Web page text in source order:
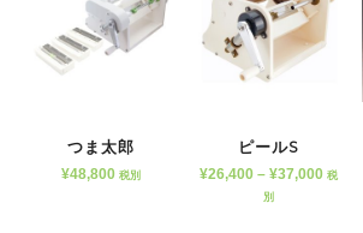
つま太郎
¥48,800 税別
ピールS
¥26,400 –¥37,000 税
別